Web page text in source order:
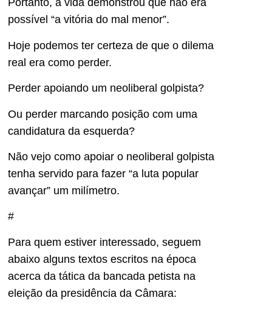
Portanto, a vida demonstrou que não era
possível “a vitória do mal menor”.
Hoje podemos ter certeza de que o dilema
real era como perder.
Perder apoiando um neoliberal golpista?
Ou perder marcando posição com uma
candidatura da esquerda?
Não vejo como apoiar o neoliberal golpista
tenha servido para fazer “a luta popular
avançar” um milímetro.
#
Para quem estiver interessado, seguem
abaixo alguns textos escritos na época
acerca da tática da bancada petista na
eleição da presidência da Câmara: